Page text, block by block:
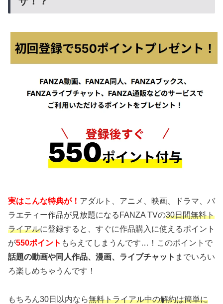
実はこんな特典が！ アダルト、アニメ、映画、ドラマ、バ
ラエティー作品が見放題になるFANZA TVの30日間無料ト
ライアルに登録すると、すぐに作品購入に使えるポイント
が550ポイント もらえてしまうんです…！このポイントで
話題の動画や同人作品、漫画、ライブチャット までいろい
ろ楽しめちゃうんです！
もちろん30日以内なら無料トライアル中の解約は簡単に